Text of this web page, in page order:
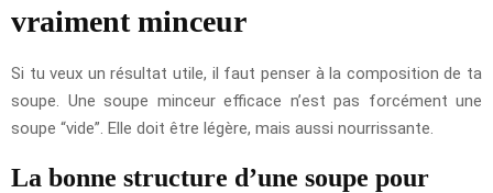
vraiment minceur
Si tu veux un résultat utile, il faut penser à la composition de ta
soupe. Une soupe minceur efficace n’est pas forcément une
soupe “vide”. Elle doit être légère, mais aussi nourrissante.
La bonne structure d’une soupe pour